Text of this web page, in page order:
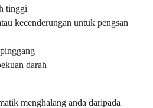
tinggi
kecenderungan untuk pengsan
darah
menghalang anda daripada